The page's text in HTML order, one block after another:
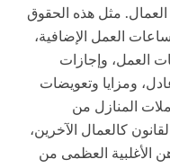
مثل هذه الحقوق
العمل الإضافية،
العمل، وإجازات
ومزايا وتعويضات
المنازل من
كالعمال الآخرين،
الأغلبية العظمى من